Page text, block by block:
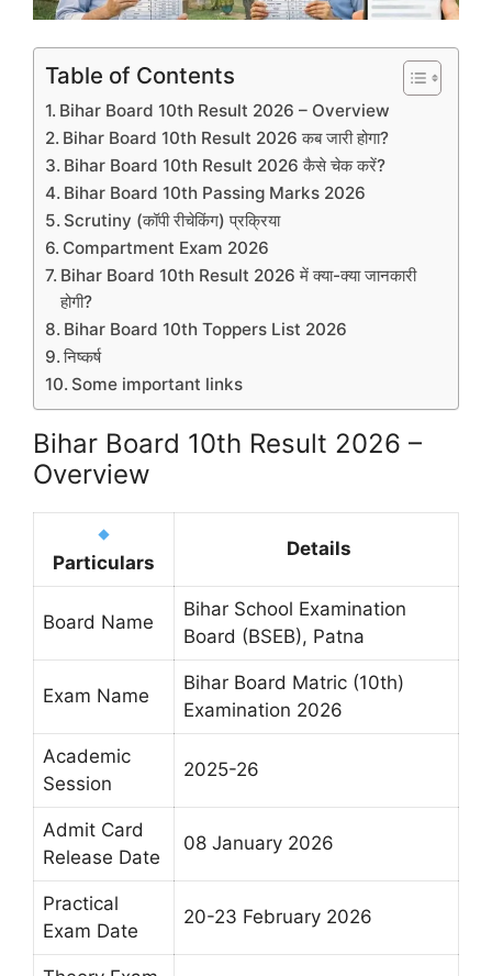
Table of Contents
Bihar Board 10th Result 2026 – Overview
Bihar Board 10th Result 2026 कब जारी होगा?
Bihar Board 10th Result 2026 कैसे चेक करें?
Bihar Board 10th Passing Marks 2026
Scrutiny (कॉपी रीचेकिंग) प्रक्रिया
Compartment Exam 2026
Bihar Board 10th Result 2026 में क्या-क्या जानकारी
होगी?
Bihar Board 10th Toppers List 2026
निष्कर्ष
Some important links
Bihar Board 10th Result 2026 –
Overview
Particulars
Details
Board Name
Bihar School Examination
Board (BSEB), Patna
Exam Name
Bihar Board Matric (10th)
Examination 2026
Academic
Session
2025-26
Admit Card
Release Date
08 January 2026
Practical
Exam Date
20-23 February 2026